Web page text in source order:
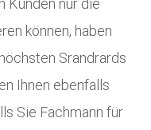
Kunden nur die
können, haben
Srandrards
Ihnen ebenfalls
Sie Fachmann für